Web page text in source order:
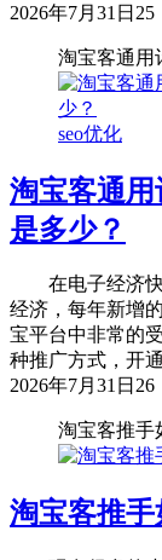
2026年7月31日 25
淘宝客通用
seo优化
淘宝客通
是多少？
在电子经济快
经济，每年新增
宝平台中非常的
种推广方式，开
2026年7月31日 26
淘宝客推手
淘宝客推手